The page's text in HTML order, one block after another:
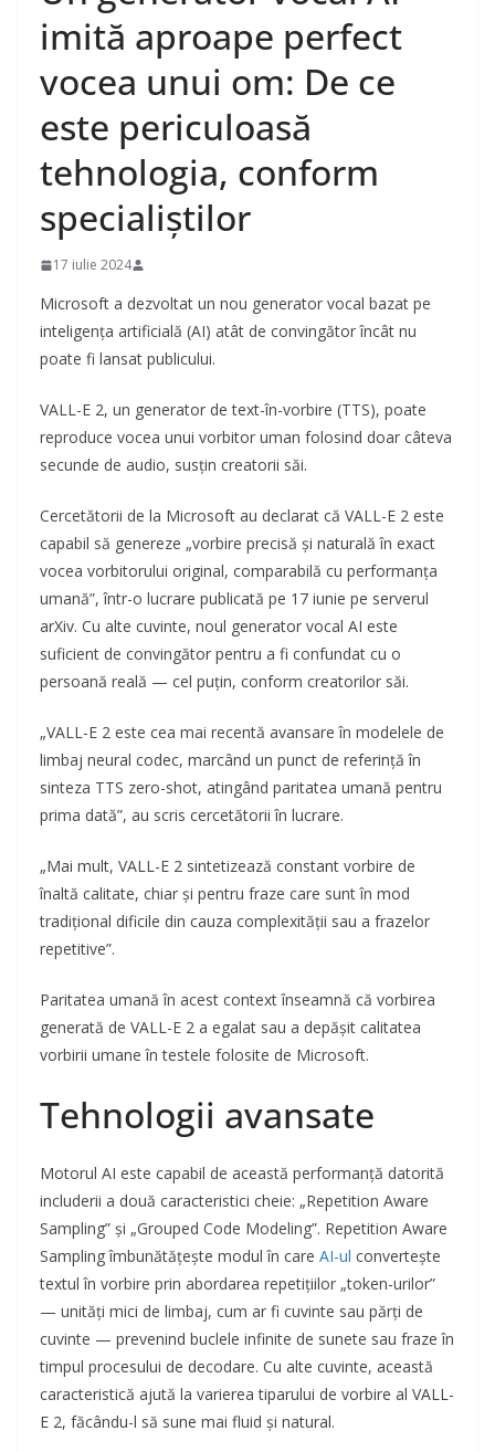
imită aproape perfect
vocea unui om: De ce
este periculoasă
tehnologia, conform
specialiștilor
17 iulie 2024
Microsoft a dezvoltat un nou generator vocal bazat pe
inteligența artificială (AI) atât de convingător încât nu
poate fi lansat publicului.
VALL-E 2, un generator de text-în-vorbire (TTS), poate
reproduce vocea unui vorbitor uman folosind doar câteva
secunde de audio, susțin creatorii săi.
Cercetătorii de la Microsoft au declarat că VALL-E 2 este
capabil să genereze „vorbire precisă și naturală în exact
vocea vorbitorului original, comparabilă cu performanța
umană”, într-o lucrare publicată pe 17 iunie pe serverul
arXiv. Cu alte cuvinte, noul generator vocal AI este
suficient de convingător pentru a fi confundat cu o
persoană reală — cel puțin, conform creatorilor săi.
„VALL-E 2 este cea mai recentă avansare în modelele de
limbaj neural codec, marcând un punct de referință în
sinteza TTS zero-shot, atingând paritatea umană pentru
prima dată”, au scris cercetătorii în lucrare.
„Mai mult, VALL-E 2 sintetizează constant vorbire de
înaltă calitate, chiar și pentru fraze care sunt în mod
tradițional dificile din cauza complexității sau a frazelor
repetitive”.
Paritatea umană în acest context înseamnă că vorbirea
generată de VALL-E 2 a egalat sau a depășit calitatea
vorbirii umane în testele folosite de Microsoft.
Tehnologii avansate
Motorul AI este capabil de această performanță datorită
includerii a două caracteristici cheie: „Repetition Aware
Sampling” și „Grouped Code Modeling”. Repetition Aware
Sampling îmbunătățește modul în care AI-ul convertește
textul în vorbire prin abordarea repetițiilor „token-urilor”
— unități mici de limbaj, cum ar fi cuvinte sau părți de
cuvinte — prevenind buclele infinite de sunete sau fraze în
timpul procesului de decodare. Cu alte cuvinte, această
caracteristică ajută la varierea tiparului de vorbire al VALL-
E 2, făcându-l să sune mai fluid și natural.